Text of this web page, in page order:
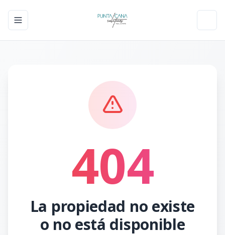
Toggle navigation menu
404
La propiedad no existe
o no está disponible